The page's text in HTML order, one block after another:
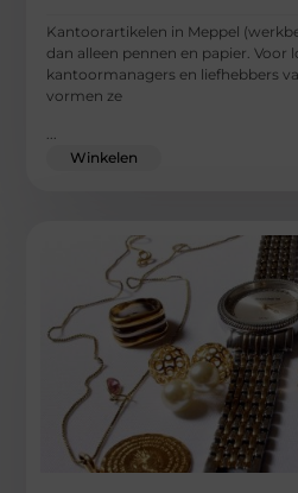
Kantoorartikelen in Meppel
dan alleen pennen en papier. Voor
kantoormanagers en liefhebbers
vormen ze
...
Winkelen